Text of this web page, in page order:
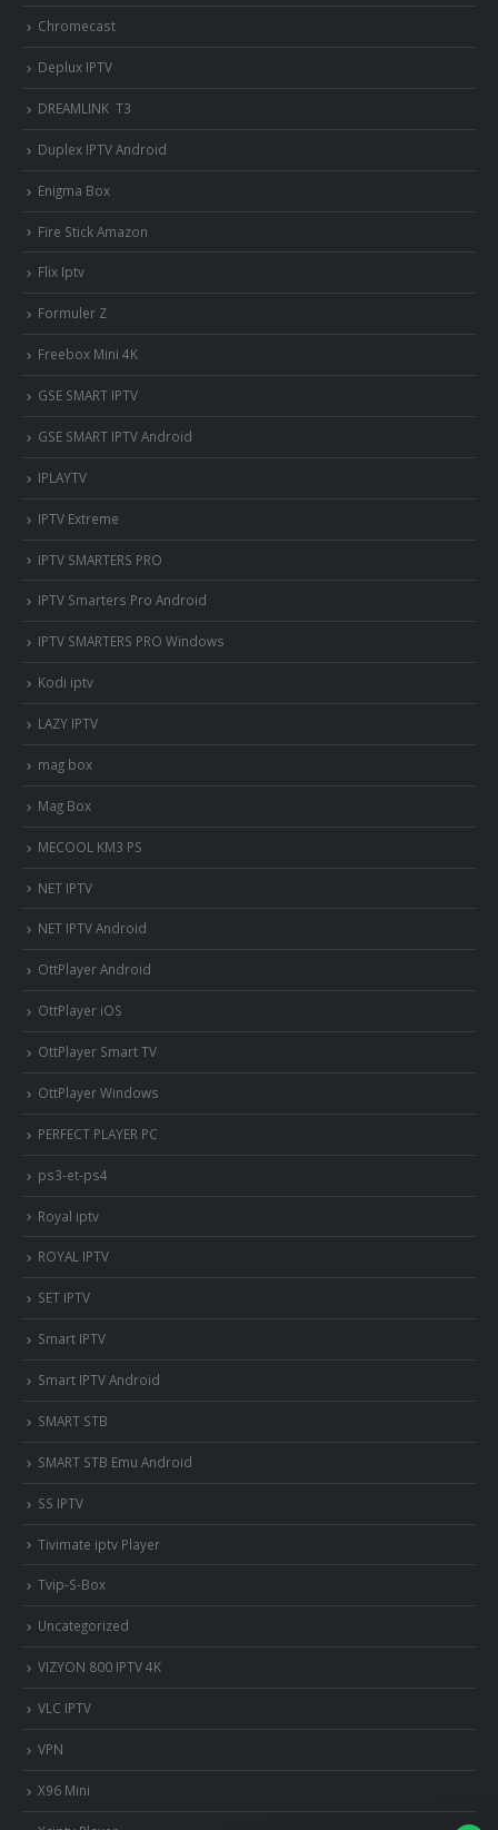
Chromecast
Deplux IPTV
DREAMLINK T3
Duplex IPTV Android
Enigma Box
Fire Stick Amazon
Flix Iptv
Formuler Z
Freebox Mini 4K
‎GSE SMART IPTV
GSE SMART IPTV Android
IPLAYTV
IPTV Extreme
IPTV SMARTERS PRO
IPTV Smarters Pro Android
IPTV SMARTERS PRO Windows
Kodi iptv
LAZY IPTV
mag box
Mag Box
MECOOL KM3 PS
NET IPTV
NET IPTV Android
OttPlayer Android
OttPlayer iOS
OttPlayer Smart TV
OttPlayer Windows
PERFECT PLAYER PC
ps3-et-ps4
Royal iptv
ROYAL IPTV
SET IPTV
Smart IPTV
Smart IPTV Android
SMART STB
SMART STB Emu Android
SS IPTV
Tivimate iptv Player
Tvip-S-Box
Uncategorized
VIZYON 800 IPTV 4K
VLC IPTV
VPN
X96 Mini